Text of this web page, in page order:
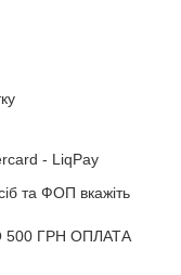
- LiqPay
та ФОП вкажіть
500 ГРН ОПЛАТА